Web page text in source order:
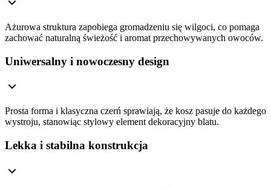
Ażurowa struktura zapobiega gromadzeniu się wilgoci, co pomaga
zachować naturalną świeżość i aromat przechowywanych owoców.
Uniwersalny i nowoczesny design
Prosta forma i klasyczna czerń sprawiają, że kosz pasuje do każdego
wystroju, stanowiąc stylowy element dekoracyjny blatu.
Lekka i stabilna konstrukcja